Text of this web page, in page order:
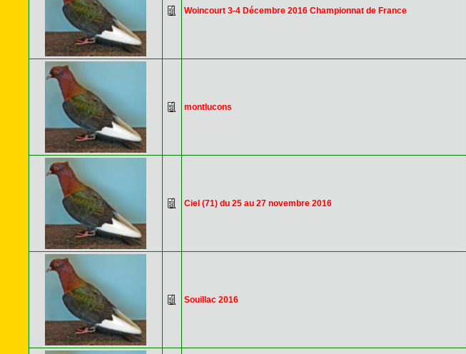
Woincourt 3-4 Décembre 2016 Championnat de France
montlucons
Ciel (71) du 25 au 27 novembre 2016
Souillac 2016